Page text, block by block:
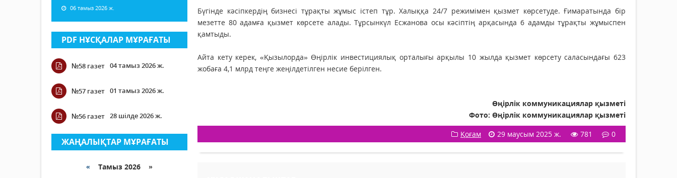
06 тамыз 2026 ж.
PDF НҰСҚАЛАР МҰРАҒАТЫ
№58 газет 04 тамыз 2026 ж.
№57 газет 01 тамыз 2026 ж.
№56 газет 28 шілде 2026 ж.
ЖАҢАЛЫҚТАР МҰРАҒАТЫ
« Тамыз 2026 »
Бүгінде кәсіпкердің бизнесі тұрақты жұмыс істеп тұр. Халыққа 24/7 режимімен қызмет көрсетуде. Ғимаратында бір
мезетте 80 адамға қызмет көрсете алады. Тұрсынкүл Есжанова осы кәсіптің арқасында 6 адамды тұрақты жұмыспен
қамтыды.
Айта кету керек, «Қызылорда» Өңірлік инвестициялық орталығы арқылы 10 жылда қызмет көрсету саласындағы 623
жобаға 4,1 млрд теңге жеңілдетілген несие берілген.
Өңірлік коммуникациялар қызметі
Фото: Өңірлік коммуникациялар қызметі
Қоғам
29 маусым 2025 ж. 781 0